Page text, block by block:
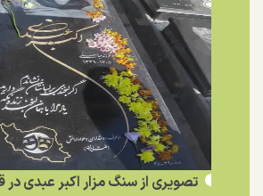
تصویری از سنگ مزار اکبر عبدی